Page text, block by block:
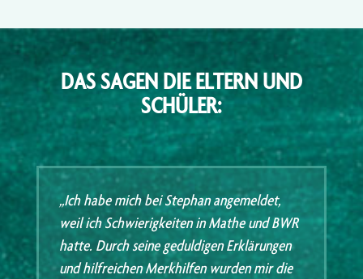
DAS SAGEN DIE ELTERN UND
SCHÜLER:
„Ich habe mich bei Stephan angemeldet,
weil ich Schwierigkeiten in Mathe und BWR
hatte. Durch seine geduldigen Erklärungen
und hilfreichen Merkhilfen wurden mir die